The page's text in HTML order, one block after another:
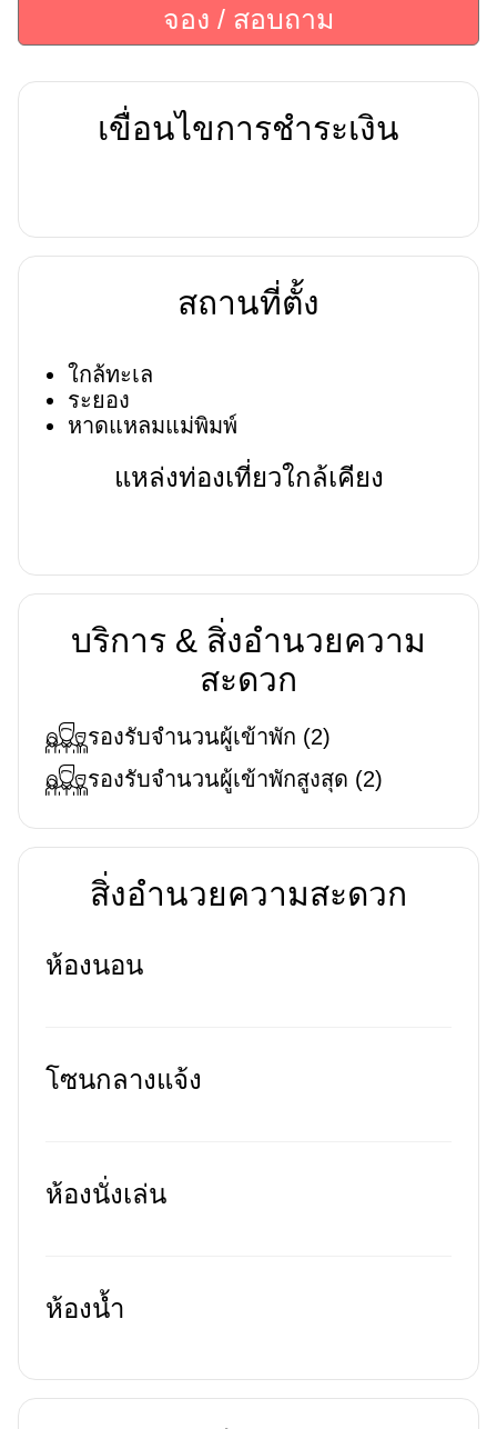
จอง / สอบถาม
เขื่อนไขการชำระเงิน
สถานที่ตั้ง
ใกล้ทะเล
ระยอง
หาดแหลมแม่พิมพ์
แหล่งท่องเที่ยวใกล้เคียง
บริการ & สิ่งอำนวยความ
สะดวก
รองรับจำนวนผู้เข้าพัก (2)
รองรับจำนวนผู้เข้าพักสูงสุด (2)
สิ่งอำนวยความสะดวก
ห้องนอน
โซนกลางแจ้ง
ห้องนั่งเล่น
ห้องน้ำ